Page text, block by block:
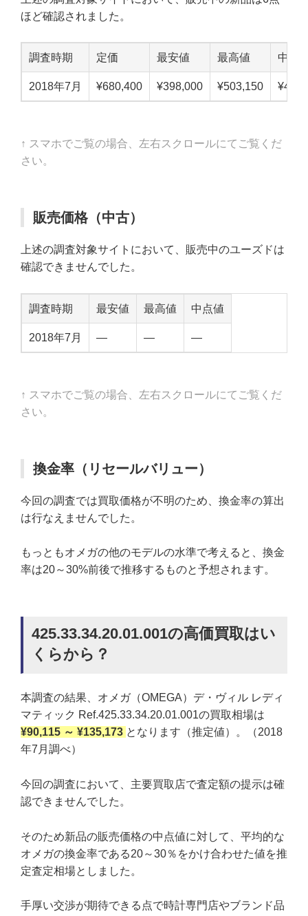
ほど確認されました。
調査時期 定価 最安値 最高値 中点
2018年7月 ¥680,400 ¥398,000 ¥503,150
↑ スマホでご覧の場合、左右スクロールにてご覧くだ
さい。
販売価格（中古）
上述の調査対象サイトにおいて、販売中のユーズドは
確認できませんでした。
調査時期 最安値 最高値 中点値
2018年7月 — — —
↑ スマホでご覧の場合、左右スクロールにてご覧くだ
さい。
換金率（リセールバリュー）
今回の調査では買取価格が不明のため、換金率の算出
は行なえませんでした。
もっともオメガの他のモデルの水準で考えると、換金
率は20～30%前後で推移するものと予想されます。
425.33.34.20.01.001の高価買取はい
くらから？
本調査の結果、オメガ（OMEGA）デ・ヴィル レディ
マティック Ref.425.33.34.20.01.001の買取相場は
¥90,115 ～ ¥135,173 となります（推定値）。（2018
年7月調べ）
今回の調査において、主要買取店で査定額の提示は確
認できませんでした。
そのため新品の販売価格の中点値に対して、平均的な
オメガの換金率である20～30％をかけ合わせた値を推
定査定相場としました。
手厚い交渉が期待できる点で時計専門店やブランド品